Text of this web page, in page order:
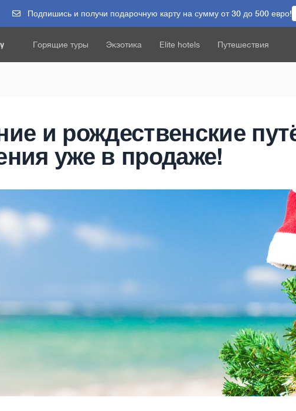
Подпишись и получи подарочную карту на сумму от 30 до 500 евро!
Горящие туры Экзотика Elite hotels Путешествия
и рождественские
уже в продаже!